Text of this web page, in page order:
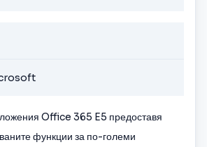
Office 365 E5 предоставя
функции за по-големи